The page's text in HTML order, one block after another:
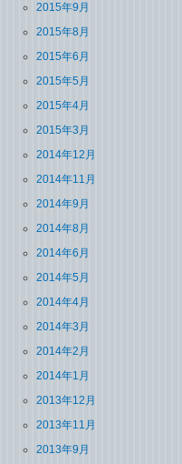
2015年9月
2015年8月
2015年6月
2015年5月
2015年4月
2015年3月
2014年12月
2014年11月
2014年9月
2014年8月
2014年6月
2014年5月
2014年4月
2014年3月
2014年2月
2014年1月
2013年12月
2013年11月
2013年9月